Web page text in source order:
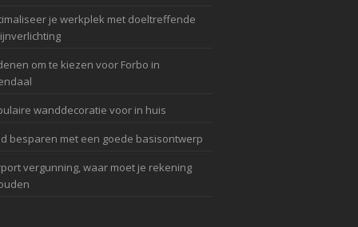
je werkplek met doeltreffende
om te kiezen voor Forbo in
wanddecoratie voor in huis
besparen met een goede basisontwerp
vergunning, waar moet je rekening